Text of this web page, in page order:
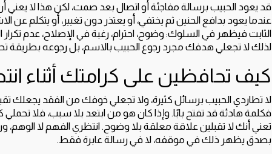
قد يعود الحبيب برسالة مفاجئة أو اتصال بعد صمت، لكن هذا لا يعني
عندما يعود بدافع الحنين ثم يختفي، أو يعتذر دون تغيير، أو يتكلم عن
الثابت فيظهر في السلوك: وضوح، احترام، رغبة في الإصلاح، عدم
لذلك لا تجعلي هدفك مجرد رجوع الحبيب بالاسم، بل رجوعه بطريقة
كيف تحافظين على كرامتك أثناء
لا تطاردي الحبيب برسائل كثيرة، ولا تجعلي خوفك من الفقد يجعلك
فكلمة هادئة قد تفتح بابًا. وإذا كان هو من ابتعد بلا سبب، فلا تحملي
تعني أنك لا تقبلين علاقة معلقة بلا وضوح. انتظري الفهم لا الوهم،
بصدق يظهر ذلك في موقفه، لا في رسالة عابرة فقط.